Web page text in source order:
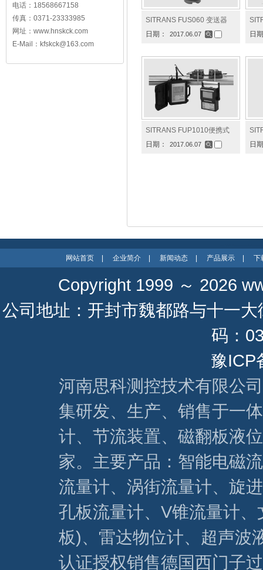
电话：18568667158
传真：0371-23333985
网址： www.hnskck.com
E-Mail：kfskck@163.com
SITRANS FUS060 变送器
日期：
2017.06.07
日
SITRANS FUP1010便携式
日期：
2017.06.07
日
网站首页 企业简介 新闻动态 产品展示 下
Copyright 1999 ～ 2026
公司地址：开封市魏都路与十一
码：
豫ICP
河南思科测控技术有限公
集研发、生产、销售于一
计、节流装置、磁翻板液
家。主要产品：智能电磁
流量计、涡街流量计、旋
孔板流量计、V锥流量计
板)、雷达物位计、超声波
认证授权销售德国西门子